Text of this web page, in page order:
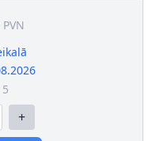
ar skavām, ar stūres
x 1,5
5
+